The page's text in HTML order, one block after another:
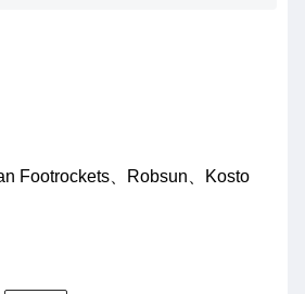
Footrockets、Robsun、Kosto